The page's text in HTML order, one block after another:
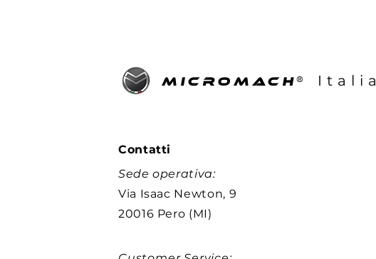
MICROMACH® Italia
Contatti
Sede operativa:
Via Isaac Newton, 9
20016 Pero (MI)